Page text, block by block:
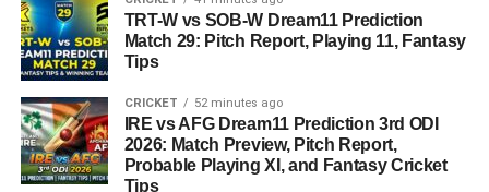
TRT-W vs SOB-W Dream11 Prediction
Match 29: Pitch Report, Playing 11, Fantasy
Tips
CRICKET 52 minutes ago
IRE vs AFG Dream11 Prediction 3rd ODI
2026: Match Preview, Pitch Report,
Probable Playing XI, and Fantasy Cricket
Tips